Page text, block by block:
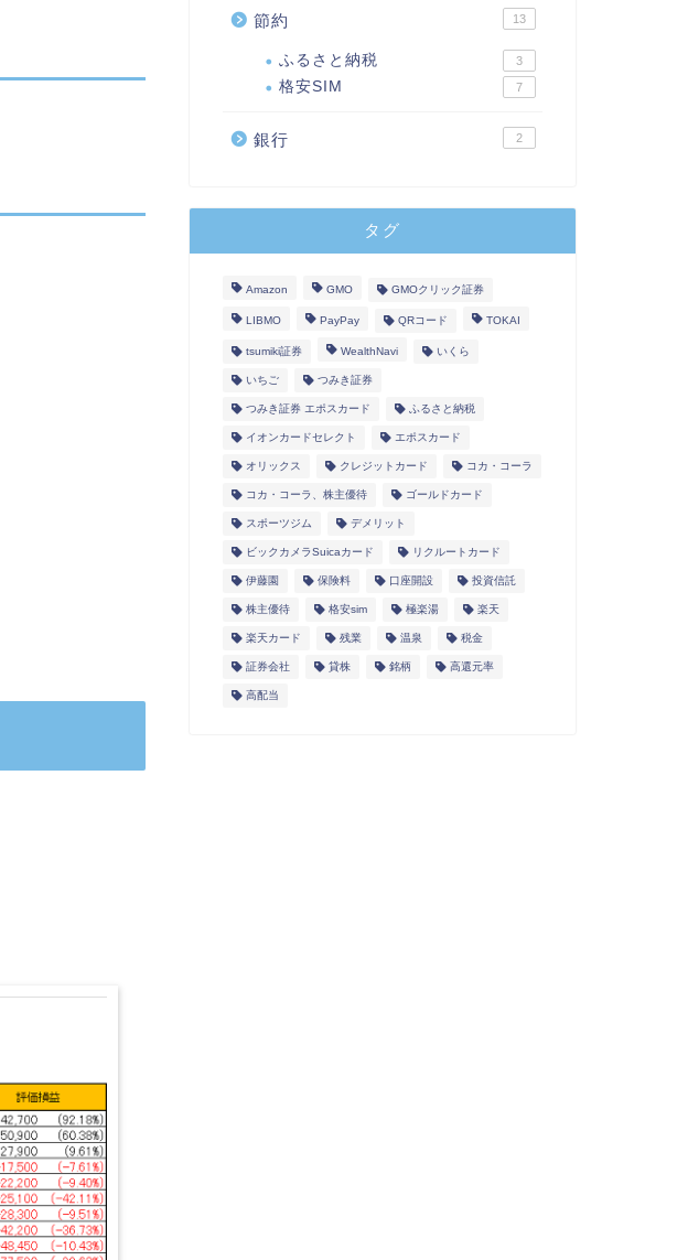
節約 13
ふるさと納税 3
格安SIM 7
銀行 2
タグ
Amazon GMO GMOクリック証券
LIBMO PayPay QRコード TOKAI
tsumiki証券 WealthNavi いくら
いちご つみき証券
つみき証券 エポスカード ふるさと納税
イオンカードセレクト エポスカード
オリックス クレジットカード コカ・コーラ
コカ・コーラ、株主優待 ゴールドカード
スポーツジム デメリット
ビックカメラSuicaカード リクルートカード
伊藤園 保険料 口座開設 投資信託
株主優待 格安sim 極楽湯 楽天
楽天カード 残業 温泉 税金
証券会社 貸株 銘柄 高還元率
高配当